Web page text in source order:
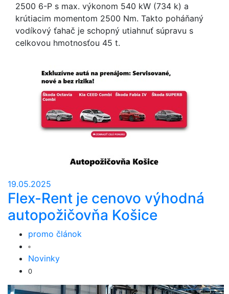
2500 6-P s max. výkonom 540 kW (734 k) a
krútiacim momentom 2500 Nm. Takto poháňaný
vodíkový ťahač je schopný utiahnuť súpravu s
celkovou hmotnosťou 45 t.
19.05.2025
Flex-Rent je cenovo výhodná
autopožičovňa Košice
promo článok
Novinky
0